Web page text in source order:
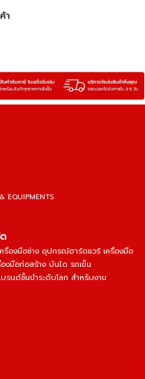
า
EQUIPMENTS
รื่องมือช่าง อุปกรณ์ฮาร์ดแวร์ เครื่องมือ
งมือก่อสร้าง บันได รถเข็น
รนด์ชั้นนำระดับโลก สำหรับงาน